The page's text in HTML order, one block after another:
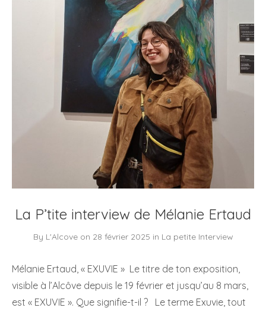
La P’tite interview de Mélanie Ertaud
By L'Alcoveon 28 février 2025 in La petite Interview
Mélanie Ertaud, « EXUVIE » Le titre de ton exposition,
visible à l’Alcôve depuis le 19 février et jusqu’au 8 mars,
est « EXUVIE ». Que signifie-t-il ? Le terme Exuvie, tout